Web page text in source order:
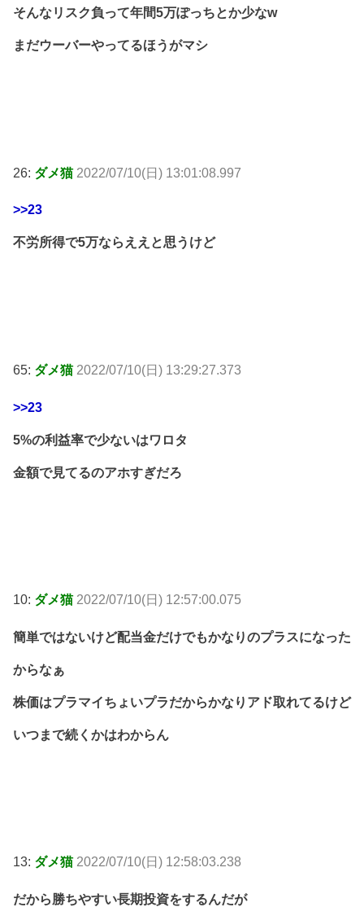
そんなリスク負って年間5万ぽっちとか少なw
まだウーバーやってるほうがマシ
26: ダメ猫 2022/07/10(日) 13:01:08.997
>>23
不労所得で5万ならええと思うけど
65: ダメ猫 2022/07/10(日) 13:29:27.373
>>23
5%の利益率で少ないはワロタ
金額で見てるのアホすぎだろ
10: ダメ猫 2022/07/10(日) 12:57:00.075
簡単ではないけど配当金だけでもかなりのプラスになった
からなぁ
株価はプラマイちょいプラだからかなりアド取れてるけど
いつまで続くかはわからん
13: ダメ猫 2022/07/10(日) 12:58:03.238
だから勝ちやすい長期投資をするんだが